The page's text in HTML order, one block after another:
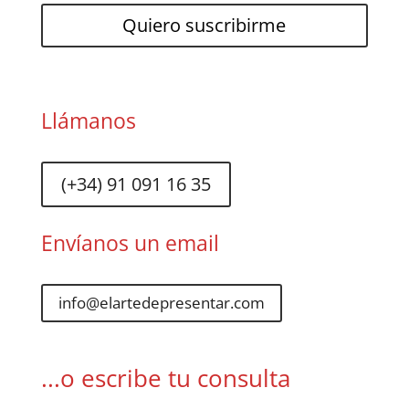
Llámanos
(+34) 91 091 16 35
Envíanos un email
info@elartedepresentar.com
...o escribe tu consulta